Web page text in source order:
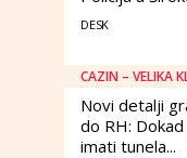
DESK
CAZIN – VELIKA
Novi detalji
do RH:
imati tunela...